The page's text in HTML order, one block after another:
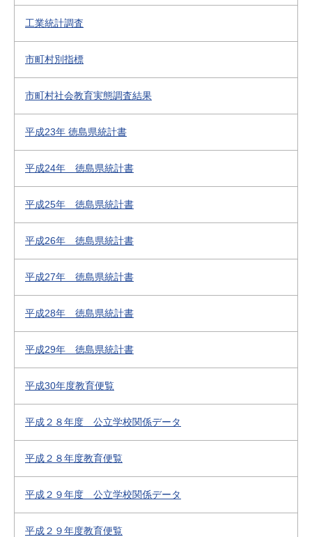
工業統計調査
市町村別指標
市町村社会教育実態調査結果
平成23年 徳島県統計書
平成24年 徳島県統計書
平成25年 徳島県統計書
平成26年 徳島県統計書
平成27年 徳島県統計書
平成28年 徳島県統計書
平成29年 徳島県統計書
平成30年度教育便覧
平成２８年度 公立学校関係データ
平成２８年度教育便覧
平成２９年度 公立学校関係データ
平成２９年度教育便覧